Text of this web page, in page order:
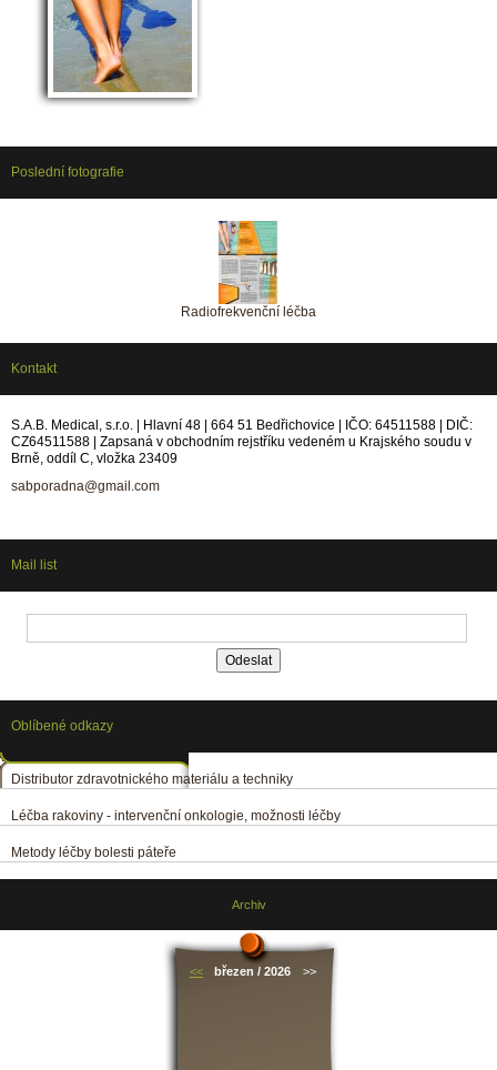
Poslední fotografie
Radiofrekvenční léčba
Kontakt
S.A.B. Medical, s.r.o. | Hlavní 48 | 664 51 Bedřichovice | IČO: 64511588 | DIČ:
CZ64511588 | Zapsaná v obchodním rejstříku vedeném u Krajského soudu v
Brně, oddíl C, vložka 23409
sabporadna@gmail.com
Mail list
Oblíbené odkazy
Distributor zdravotnického materiálu a techniky
Léčba rakoviny - intervenční onkologie, možnosti léčby
Metody léčby bolesti páteře
Archiv
<< březen / 2026 >>